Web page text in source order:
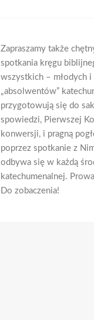
Zapraszamy także
spotkania kręgu
wszystkich – młodych i
„absolwentów”
przygotowują się do
spowiedzi, Pierwszej
konwersji, i pragną
poprzez spotkanie z
odbywa się w każdą
katechumenalnej.
Do zobaczenia!